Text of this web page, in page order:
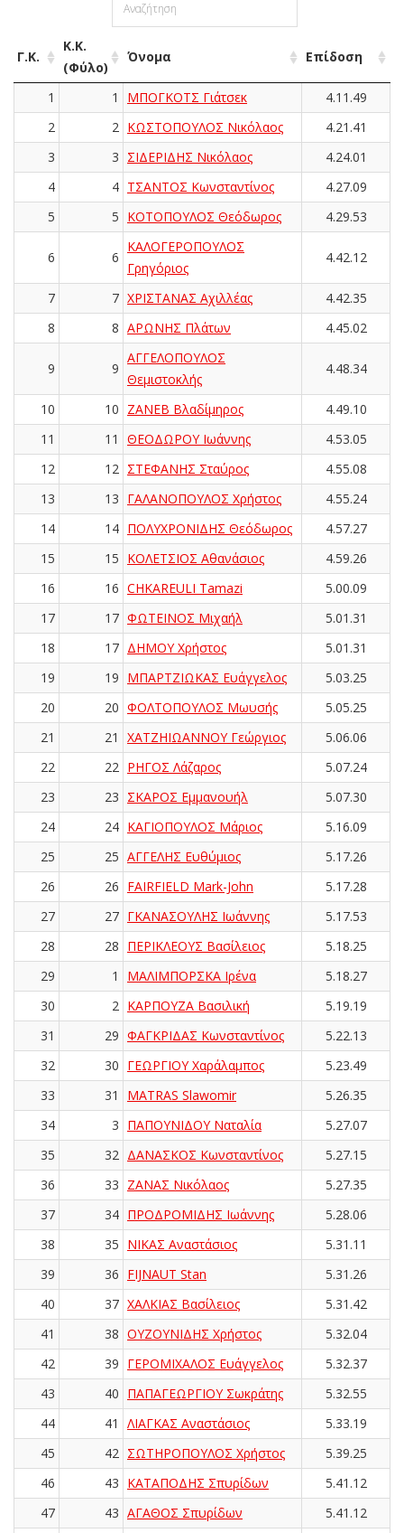
Γ.Κ.
Κ.Κ.
(Φύλο)
Όνομα Επίδοση
1 1 ΜΠΟΓΚΟΤΣ Γιάτσεκ
4.11.49
2
2 ΚΩΣΤΟΠΟΥΛΟΣ Νικόλαος
4.21.41
3
3 ΣΙΔΕΡΙΔΗΣ Νικόλαος
4.24.01
4
4 ΤΣΑΝΤΟΣ Κωνσταντίνος
4.27.09
5
5 ΚΟΤΟΠΟΥΛΟΣ Θεόδωρος 4.29.53
6 6
ΚΑΛΟΓΕΡΟΠΟΥΛΟΣ
Γρηγόριος
4.42.12
7 7 ΧΡΙΣΤΑΝΑΣ Αχιλλέας
4.42.35
8
8 ΑΡΩΝΗΣ Πλάτων 4.45.02
9 9
ΑΓΓΕΛΟΠΟΥΛΟΣ
Θεμιστοκλής
4.48.34
10 10 ΖΑΝΕΒ Βλαδίμηρος
4.49.10
11
11 ΘΕΟΔΩΡΟΥ Ιωάννης
4.53.05
12
12 ΣΤΕΦΑΝΗΣ Σταύρος
4.55.08
13
13 ΓΑΛΑΝΟΠΟΥΛΟΣ Χρήστος
4.55.24
14
14 ΠΟΛΥΧΡΟΝΙΔΗΣ Θεόδωρος
4.57.27
15
15 ΚΟΛΕΤΣΙΟΣ Αθανάσιος
4.59.26
16
16 CHKAREULI Tamazi
5.00.09
17
17 ΦΩΤΕΙΝΟΣ Μιχαήλ
5.01.31
18
17 ΔΗΜΟΥ Χρήστος
5.01.31
19
19 ΜΠΑΡΤΖΙΩΚΑΣ Ευάγγελος
5.03.25
20
20 ΦΟΛΤΟΠΟΥΛΟΣ Μωυσής
5.05.25
21
21 ΧΑΤΖΗΙΩΑΝΝΟΥ Γεώργιος
5.06.06
22
22 ΡΗΓΟΣ Λάζαρος
5.07.24
23
23 ΣΚΑΡΟΣ Εμμανουήλ
5.07.30
24
24 ΚΑΓΙΟΠΟΥΛΟΣ Μάριος
5.16.09
25
25 ΑΓΓΕΛΗΣ Ευθύμιος
5.17.26
26
26 FAIRFIELD Mark-John
5.17.28
27
27 ΓΚΑΝΑΣΟΥΛΗΣ Ιωάννης
5.17.53
28
28 ΠΕΡΙΚΛΕΟΥΣ Βασίλειος
5.18.25
29
1 ΜΑΛΙΜΠΟΡΣΚΑ Ιρένα
5.18.27
30
2 ΚΑΡΠΟΥΖΑ Βασιλική
5.19.19
31
29 ΦΑΓΚΡΙΔΑΣ Κωνσταντίνος
5.22.13
32
30 ΓΕΩΡΓΙΟΥ Χαράλαμπος
5.23.49
33
31 MATRAS Slawomir
5.26.35
34
3 ΠΑΠΟΥΝΙΔΟΥ Ναταλία
5.27.07
35
32 ΔΑΝΑΣΚΟΣ Κωνσταντίνος
5.27.15
36
33 ΖΑΝΑΣ Νικόλαος
5.27.35
37
34 ΠΡΟΔΡΟΜΙΔΗΣ Ιωάννης
5.28.06
38
35 ΝΙΚΑΣ Αναστάσιος
5.31.11
39
36 FIJNAUT Stan
5.31.26
40
37 ΧΑΛΚΙΑΣ Βασίλειος
5.31.42
41
38 ΟΥΖΟΥΝΙΔΗΣ Χρήστος
5.32.04
42
39 ΓΕΡΟΜΙΧΑΛΟΣ Ευάγγελος
5.32.37
43
40 ΠΑΠΑΓΕΩΡΓΙΟΥ Σωκράτης
5.32.55
44
41 ΛΙΑΓΚΑΣ Αναστάσιος
5.33.19
45
42 ΣΩΤΗΡΟΠΟΥΛΟΣ Χρήστος
5.39.25
46
43 ΚΑΤΑΠΟΔΗΣ Σπυρίδων
5.41.12
47
43 ΑΓΑΘΟΣ Σπυρίδων 5.41.12